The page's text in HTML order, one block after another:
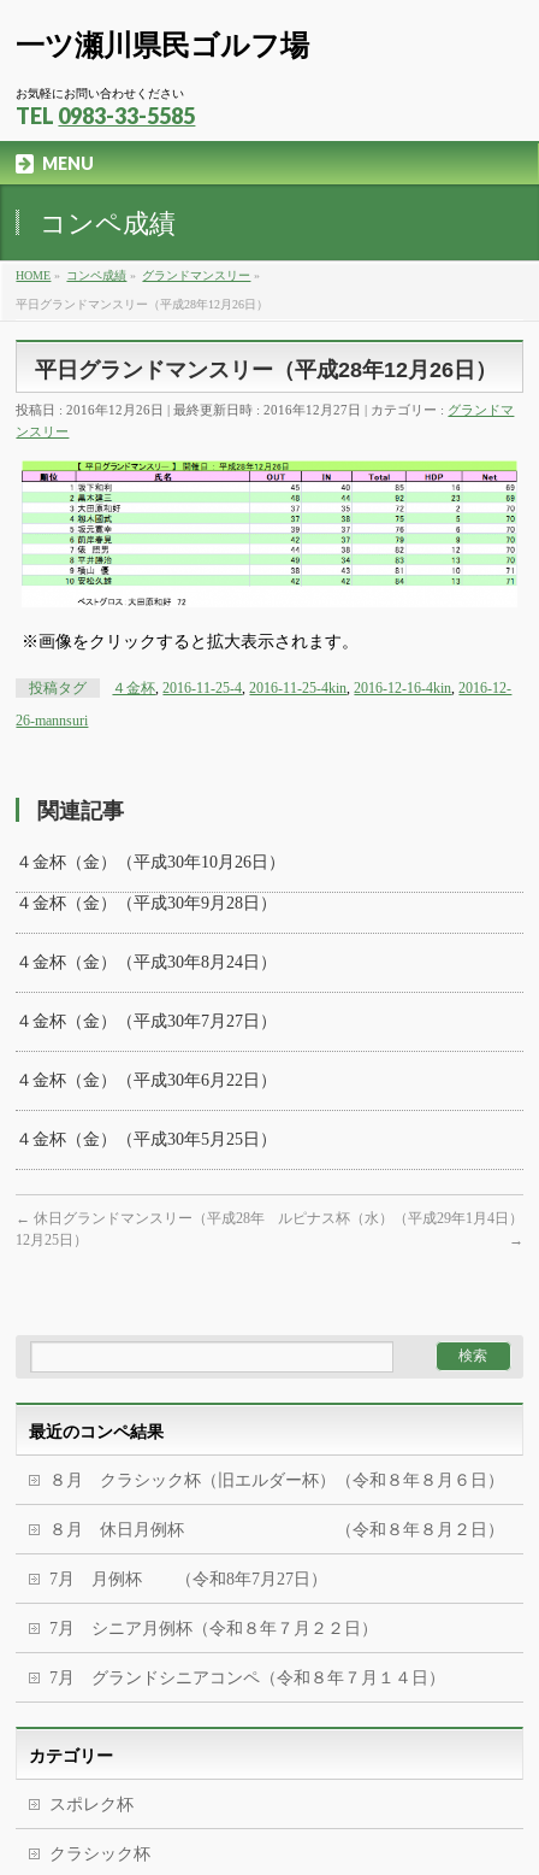
一ツ瀬川県民ゴルフ場
お気軽にお問い合わせください
TEL 0983-33-5585
MENU
コンペ成績
HOME » コンペ成績 » グランドマンスリー »
平日グランドマンスリー（平成28年12月26日）
平日グランドマンスリー（平成28年12月26日）
投稿日 : 2016年12月26日 最終更新日時 : 2016年12月27日 カテゴリー : グランドマ
ンスリー
※画像をクリックすると拡大表示されます。
投稿タグ ４金杯 ,2016-11-25-4 ,2016-11-25-4kin ,2016-12-16-4kin ,2016-12-
26-mannsuri
関連記事
４金杯（金）（平成30年10月26日）
４金杯（金）（平成30年9月28日）
４金杯（金）（平成30年8月24日）
４金杯（金）（平成30年7月27日）
４金杯（金）（平成30年6月22日）
４金杯（金）（平成30年5月25日）
← 休日グランドマンスリー（平成28年
12月25日）
ルピナス杯（水）（平成29年1月4日）
→
最近のコンペ結果
８月 クラシック杯（旧エルダー杯）（令和８年８月６日）
８月 休日月例杯 （令和８年８月２日）
7月 月例杯 （令和8年7月27日）
7月 シニア月例杯（令和８年７月２２日）
7月 グランドシニアコンペ（令和８年７月１４日）
カテゴリー
スポレク杯
クラシック杯